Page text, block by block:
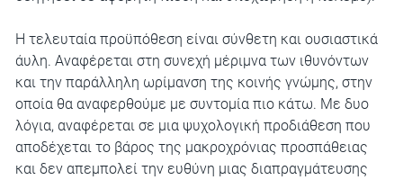
Η τελευταία προϋπόθεση είναι σύνθετη και ουσιαστικά
άυλη. Αναφέρεται στη συνεχή μέριμνα των ιθυνόντων
και την παράλληλη ωρίμανση της κοινής γνώμης, στην
οποία θα αναφερθούμε με συντομία πιο κάτω. Με δυο
λόγια, αναφέρεται σε μια ψυχολογική προδιάθεση που
αποδέχεται το βάρος της μακροχρόνιας προσπάθειας
και δεν απεμπολεί την ευθύνη μιας διαπραγμάτευσης